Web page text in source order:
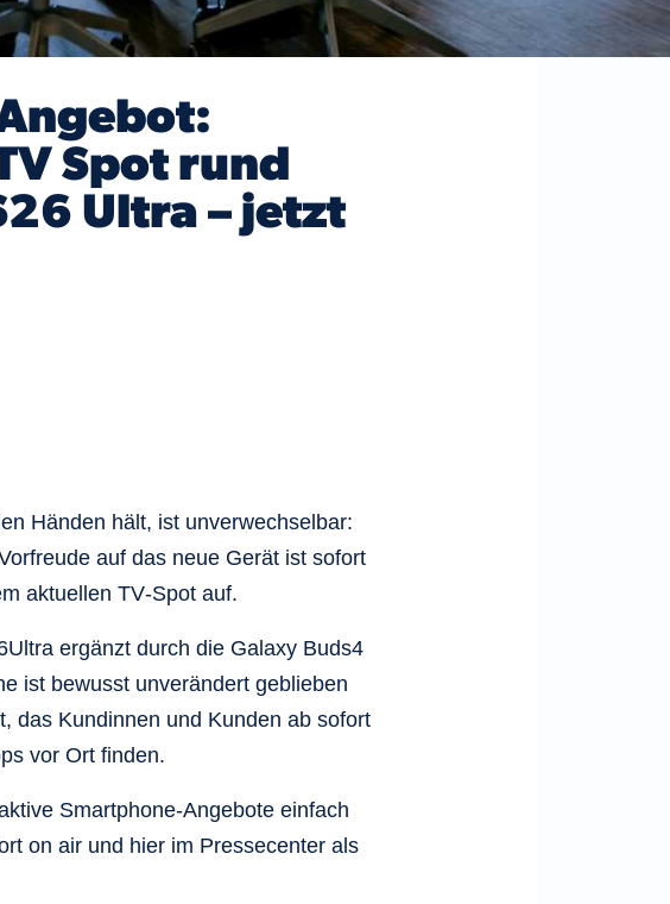
Spot rund
Ultra – jetzt
Händen hält, ist unverwechselbar:
auf das neue Gerät ist sofort
aktuellen TV‑Spot auf.
ergänzt durch die Galaxy Buds4
ist bewusst unverändert geblieben
das Kundinnen und Kunden ab sofort
vor Ort finden.
Smartphone‑Angebote einfach
on air und hier im Pressecenter als